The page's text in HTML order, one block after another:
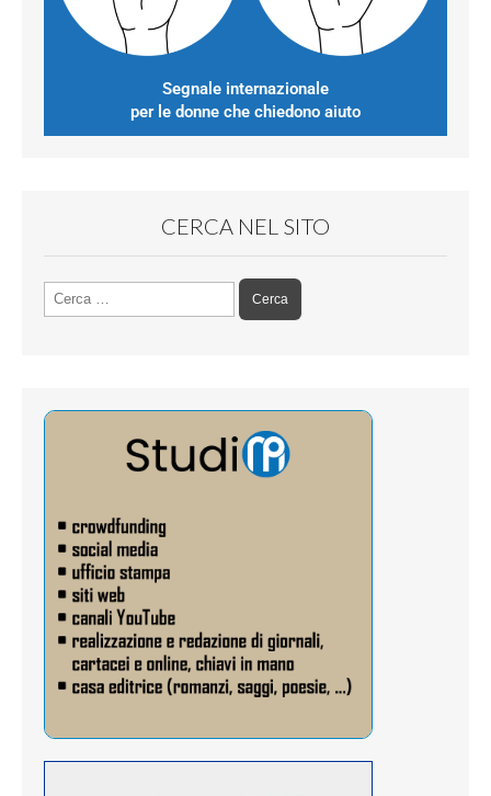
Segnale internazionale
per le donne che chiedono aiuto
CERCA NEL SITO